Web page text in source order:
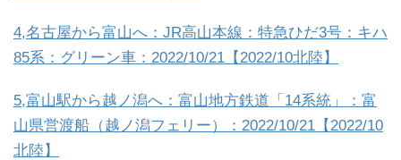
4,名古屋から富山へ：JR高山本線：特急ひだ3号：キハ
85系：グリーン車：2022/10/21【2022/10北陸】
5,富山駅から越ノ潟へ：富山地方鉄道「14系統」：富
山県営渡船（越ノ潟フェリー）：2022/10/21【2022/10
北陸】